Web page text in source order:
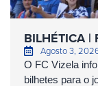
BILHÉTICA |
Agosto 3,
O FC Vizela
bilhetes para o